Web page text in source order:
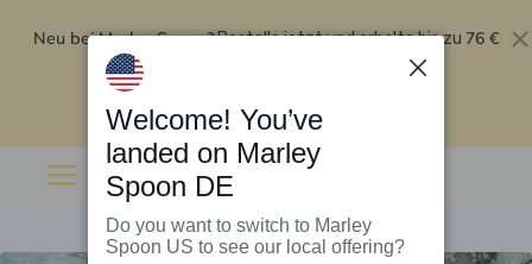
Neu bei Marley Spoon?Bestelle jetzt und erhalte bis zu 76 €
Rabatt auf deine ersten fünf Boxen
Welcome! You’ve
landed on Marley
Spoon DE
Do you want to switch to Marley
Spoon US to see our local offering?